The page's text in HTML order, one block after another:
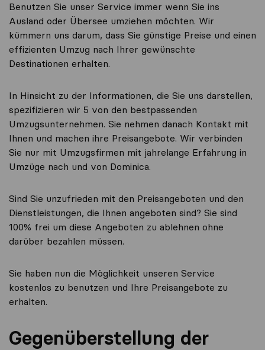
Benutzen Sie unser Service immer wenn Sie ins
Ausland oder Übersee umziehen möchten. Wir
kümmern uns darum, dass Sie günstige Preise und einen
effizienten Umzug nach Ihrer gewünschte
Destinationen erhalten.
In Hinsicht zu der Informationen, die Sie uns darstellen,
spezifizieren wir 5 von den bestpassenden
Umzugsunternehmen. Sie nehmen danach Kontakt mit
Ihnen und machen ihre Preisangebote. Wir verbinden
Sie nur mit Umzugsfirmen mit jahrelange Erfahrung in
Umzüge nach und von Dominica.
Sind Sie unzufrieden mit den Preisangeboten und den
Dienstleistungen, die Ihnen angeboten sind? Sie sind
100% frei um diese Angeboten zu ablehnen ohne
darüber bezahlen müssen.
Sie haben nun die Möglichkeit unseren Service
kostenlos zu benutzen und Ihre Preisangebote zu
erhalten.
Gegenüberstellung der